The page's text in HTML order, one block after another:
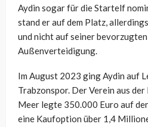
Aydin sogar für die Startelf
stand er auf dem Platz,
und nicht auf seiner
Außenverteidigung.
Im August 2023 ging Aydin auf
Trabzonspor. Der Verein aus
Meer legte 350.000 Euro auf
eine Kaufoption über 1,4